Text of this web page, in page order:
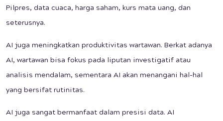
Pilpres, data cuaca, harga saham, kurs mata uang, dan
seterusnya.
AI juga meningkatkan produktivitas wartawan. Berkat adanya
AI, wartawan bisa fokus pada liputan investigatif atau
analisis mendalam, sementara AI akan menangani hal-hal
yang bersifat rutinitas.
AI juga sangat bermanfaat dalam presisi data. AI